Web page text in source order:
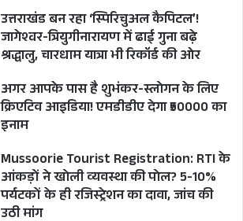
उत्तराखंड बन रहा ‘स्पिरिचुअल कैपिटल’!
जागेश्वर-त्रियुगीनारायण में ढाई गुना बढ़े
श्रद्धालु, चारधाम यात्रा भी रिकॉर्ड की ओर
अगर आपके पास है शुभंकर-स्लोगन के लिए
क्रिएटिव आइडिया! एमडीडीए देगा ₹50000 का
इनाम
Mussoorie Tourist Registration: RTI के
आंकड़ों ने खोली व्यवस्था की पोल? 5-10%
पर्यटकों के ही रजिस्ट्रेशन का दावा, जांच की
उठी मांग